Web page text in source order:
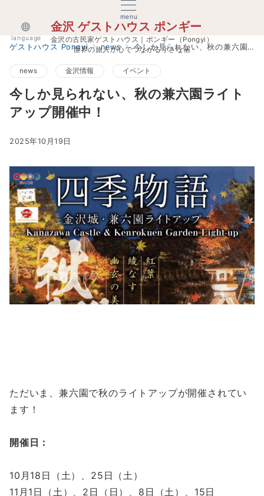
menu
金沢 ゲストハウス ポンギー
金沢の古民家ゲストハウス｜ポンギー（Pongyi）
世界の旅人が心でつながる小さな宿
language
ゲストハウス Pongyi news 今しか見られない、秋の兼六園ライトアップ開催中！
news 金沢情報 イベント
今しか見られない、秋の兼六園ライト
アップ開催中！
2025年10月19日
ただいま、兼六園で秋のライトアップが開催されてい
ます！
開催日：
10月18日（土）、25日（土）
11月1日（土）、2日（日）、8日（土）、15日